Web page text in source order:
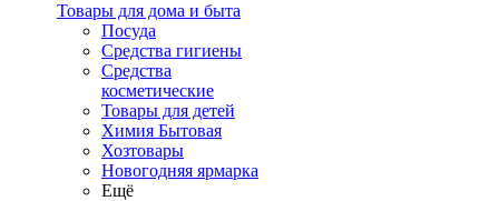
Товары для дома и быта
Посуда
Средства гигиены
Средства
косметические
Товары для детей
Химия Бытовая
Хозтовары
Новогодняя ярмарка
Ещё